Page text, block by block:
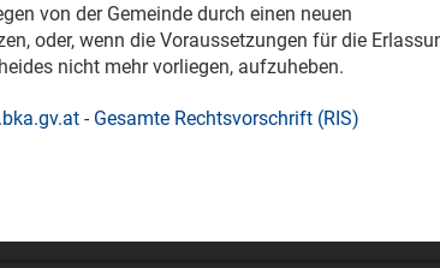
von der Gemeinde durch einen neuen
oder, wenn die Voraussetzungen für die
nicht mehr vorliegen, aufzuheben.
- Gesamte Rechtsvorschrift (RIS)